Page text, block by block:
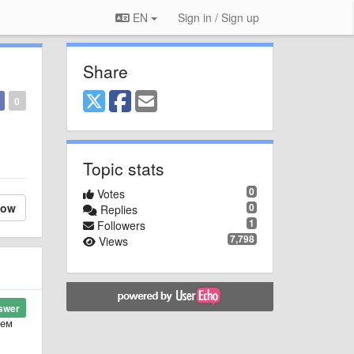
EN Sign in / Sign up
0
Share
Topic stats
0
Votes
0
Replies
1
Followers
7,798
Views